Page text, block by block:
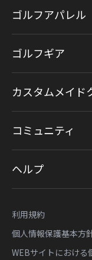
ゴルフアパレル
ゴルフギア
カスタムメイド
コミュニティ
ヘルプ
利用規約
個人情報保護基本方
WEBサイトにおける